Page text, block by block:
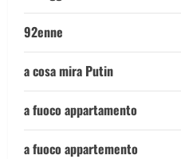
92enne
a cosa mira Putin
a fuoco appartamento
a fuoco appartemento